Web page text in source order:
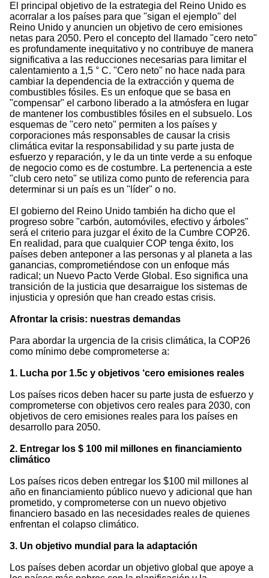
El principal objetivo de la estrategia del Reino Unido es
acorralar a los países para que "sigan el ejemplo" del
Reino Unido y anuncien un objetivo de cero emisiones
netas para 2050. Pero el concepto del llamado "cero neto"
es profundamente inequitativo y no contribuye de manera
significativa a las reducciones necesarias para limitar el
calentamiento a 1,5 ° C. "Cero neto" no hace nada para
cambiar la dependencia de la extracción y quema de
combustibles fósiles. Es un enfoque que se basa en
"compensar" el carbono liberado a la atmósfera en lugar
de mantener los combustibles fósiles en el subsuelo. Los
esquemas de "cero neto" permiten a los países y
corporaciones más responsables de causar la crisis
climática evitar la responsabilidad y su parte justa de
esfuerzo y reparación, y le da un tinte verde a su enfoque
de negocio como es de costumbre. La pertenencia a este
"club cero neto" se utiliza como punto de referencia para
determinar si un país es un "líder" o no.
El gobierno del Reino Unido también ha dicho que el
progreso sobre "carbón, automóviles, efectivo y árboles"
será el criterio para juzgar el éxito de la Cumbre COP26.
En realidad, para que cualquier COP tenga éxito, los
países deben anteponer a las personas y al planeta a las
ganancias, comprometiéndose con un enfoque más
radical; un Nuevo Pacto Verde Global. Eso significa una
transición de la justicia que desarraigue los sistemas de
injusticia y opresión que han creado estas crisis.
Afrontar la crisis: nuestras demandas
Para abordar la urgencia de la crisis climática, la COP26
como mínimo debe comprometerse a:
1. Lucha por 1.5c y objetivos ‘cero emisiones reales
Los países ricos deben hacer su parte justa de esfuerzo y
comprometerse con objetivos cero reales para 2030, con
objetivos de cero emisiones reales para los países en
desarrollo para 2050.
2. Entregar los $ 100 mil millones en financiamiento
climático
Los países ricos deben entregar los $100 mil millones al
año en financiamiento público nuevo y adicional que han
prometido, y comprometerse con un nuevo objetivo
financiero basado en las necesidades reales de quienes
enfrentan el colapso climático.
3. Un objetivo mundial para la adaptación
Los países deben acordar un objetivo global que apoye a